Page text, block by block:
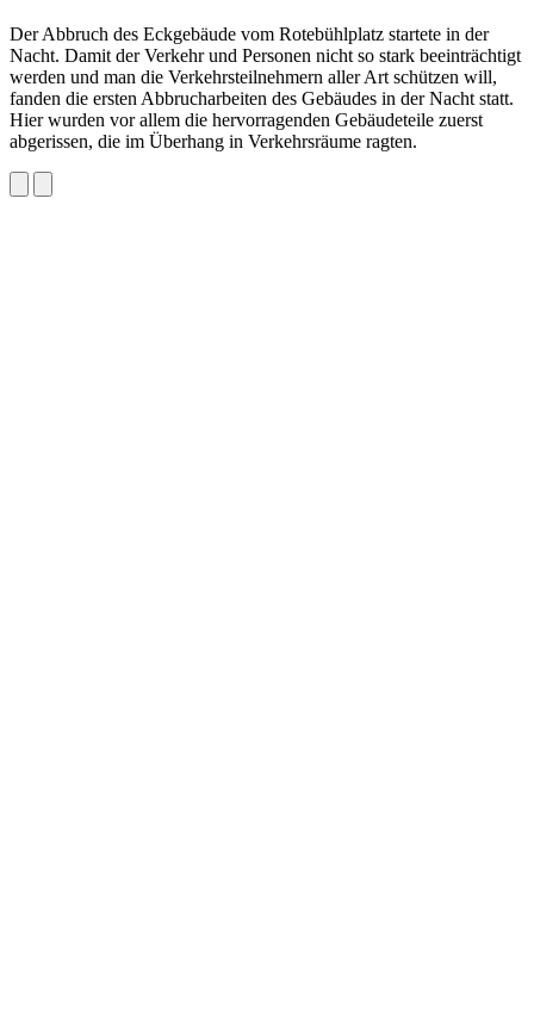
Der Abbruch des Eckgebäude vom Rotebühlplatz startete in der
Nacht. Damit der Verkehr und Personen nicht so stark beeinträchtigt
werden und man die Verkehrsteilnehmern aller Art schützen will,
fanden die ersten Abbrucharbeiten des Gebäudes in der Nacht statt.
Hier wurden vor allem die hervorragenden Gebäudeteile zuerst
abgerissen, die im Überhang in Verkehrsräume ragten.